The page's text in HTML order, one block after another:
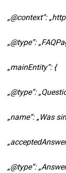
„@context“:
„@type“:
„mainEntity“: {
„@type“:
„name“: „Was
„@type“: